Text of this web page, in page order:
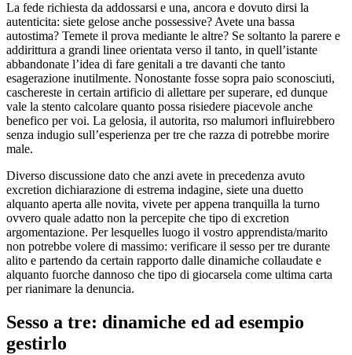
La fede richiesta da addossarsi e una, ancora e dovuto dirsi la
autenticita: siete gelose anche possessive? Avete una bassa
autostima? Temete il prova mediante le altre? Se soltanto la parere e
addirittura a grandi linee orientata verso il tanto, in quell’istante
abbandonate l’idea di fare genitali a tre davanti che tanto
esagerazione inutilmente. Nonostante fosse sopra paio sconosciuti,
caschereste in certain artificio di allettare per superare, ed dunque
vale la stento calcolare quanto possa risiedere piacevole anche
benefico per voi. La gelosia, il autorita, rso malumori influirebbero
senza indugio sull’esperienza per tre che razza di potrebbe morire
male.
Diverso discussione dato che anzi avete in precedenza avuto
excretion dichiarazione di estrema indagine, siete una duetto
alquanto aperta alle novita, vivete per appena tranquilla la turno
ovvero quale adatto non la percepite che tipo di excretion
argomentazione. Per lesquelles luogo il vostro apprendista/marito
non potrebbe volere di massimo: verificare il sesso per tre durante
alito e partendo da certain rapporto dalle dinamiche collaudate e
alquanto fuorche dannoso che tipo di giocarsela come ultima carta
per rianimare la denuncia.
Sesso a tre: dinamiche ed ad esempio
gestirlo